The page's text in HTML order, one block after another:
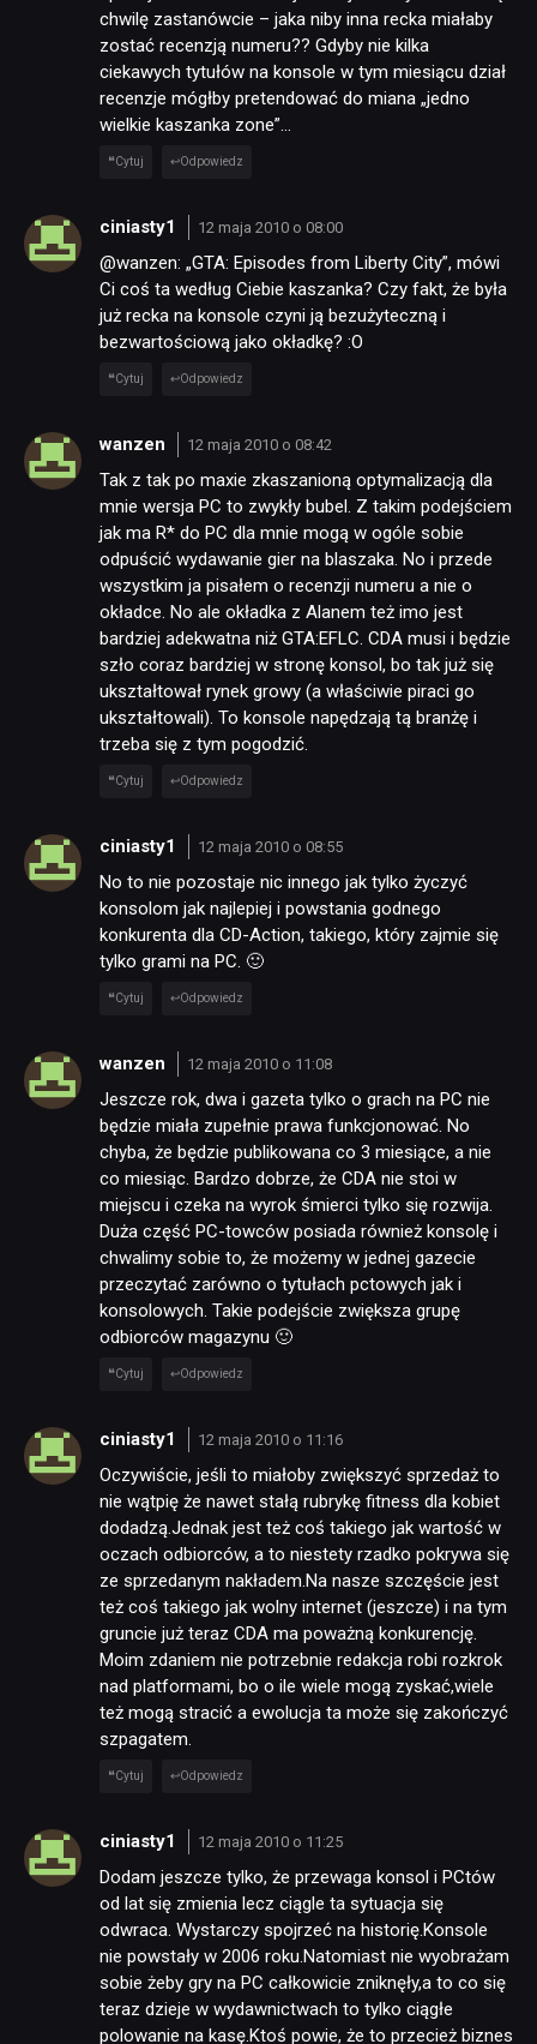
TECHNOLOGIE
DYSKUSJE
JUŻ GRALIŚMY
SKLEP
chwilę zastanówcie – jaka niby inna recka miałaby
zostać recenzją numeru?? Gdyby nie kilka
ciekawych tytułów na konsole w tym miesiącu dział
recenzje mógłby pretendować do miana „jedno
wielkie kaszanka zone”…
Cytuj Odpowiedz
ciniasty1 12 maja 2010 o 08:00
@wanzen: „GTA: Episodes from Liberty City”, mówi
Ci coś ta według Ciebie kaszanka? Czy fakt, że była
już recka na konsole czyni ją bezużyteczną i
bezwartościową jako okładkę? :O
Cytuj Odpowiedz
wanzen 12 maja 2010 o 08:42
Tak z tak po maxie zkaszanioną optymalizacją dla
mnie wersja PC to zwykły bubel. Z takim podejściem
jak ma R* do PC dla mnie mogą w ogóle sobie
odpuścić wydawanie gier na blaszaka. No i przede
wszystkim ja pisałem o recenzji numeru a nie o
okładce. No ale okładka z Alanem też imo jest
bardziej adekwatna niż GTA:EFLC. CDA musi i będzie
szło coraz bardziej w stronę konsol, bo tak już się
ukształtował rynek growy (a właściwie piraci go
ukształtowali). To konsole napędzają tą branżę i
trzeba się z tym pogodzić.
Cytuj Odpowiedz
ciniasty1 12 maja 2010 o 08:55
No to nie pozostaje nic innego jak tylko życzyć
konsolom jak najlepiej i powstania godnego
konkurenta dla CD-Action, takiego, który zajmie się
tylko grami na PC. 🙂
Cytuj Odpowiedz
wanzen 12 maja 2010 o 11:08
Jeszcze rok, dwa i gazeta tylko o grach na PC nie
będzie miała zupełnie prawa funkcjonować. No
chyba, że będzie publikowana co 3 miesiące, a nie
co miesiąc. Bardzo dobrze, że CDA nie stoi w
miejscu i czeka na wyrok śmierci tylko się rozwija.
Duża część PC-towców posiada również konsolę i
chwalimy sobie to, że możemy w jednej gazecie
przeczytać zarówno o tytułach pctowych jak i
konsolowych. Takie podejście zwiększa grupę
odbiorców magazynu 🙂
Cytuj Odpowiedz
ciniasty1 12 maja 2010 o 11:16
Oczywiście, jeśli to miałoby zwiększyć sprzedaż to
nie wątpię że nawet stałą rubrykę fitness dla kobiet
dodadzą.Jednak jest też coś takiego jak wartość w
oczach odbiorców, a to niestety rzadko pokrywa się
ze sprzedanym nakładem.Na nasze szczęście jest
też coś takiego jak wolny internet (jeszcze) i na tym
gruncie już teraz CDA ma poważną konkurencję.
Moim zdaniem nie potrzebnie redakcja robi rozkrok
nad platformami, bo o ile wiele mogą zyskać,wiele
też mogą stracić a ewolucja ta może się zakończyć
szpagatem.
Cytuj Odpowiedz
ciniasty1 12 maja 2010 o 11:25
Dodam jeszcze tylko, że przewaga konsol i PCtów
od lat się zmienia lecz ciągle ta sytuacja się
odwraca. Wystarczy spojrzeć na historię.Konsole
nie powstały w 2006 roku.Natomiast nie wyobrażam
sobie żeby gry na PC całkowicie zniknęły,a to co się
teraz dzieje w wydawnictwach to tylko ciągłe
polowanie na kasę.Ktoś powie, że to przecież biznes